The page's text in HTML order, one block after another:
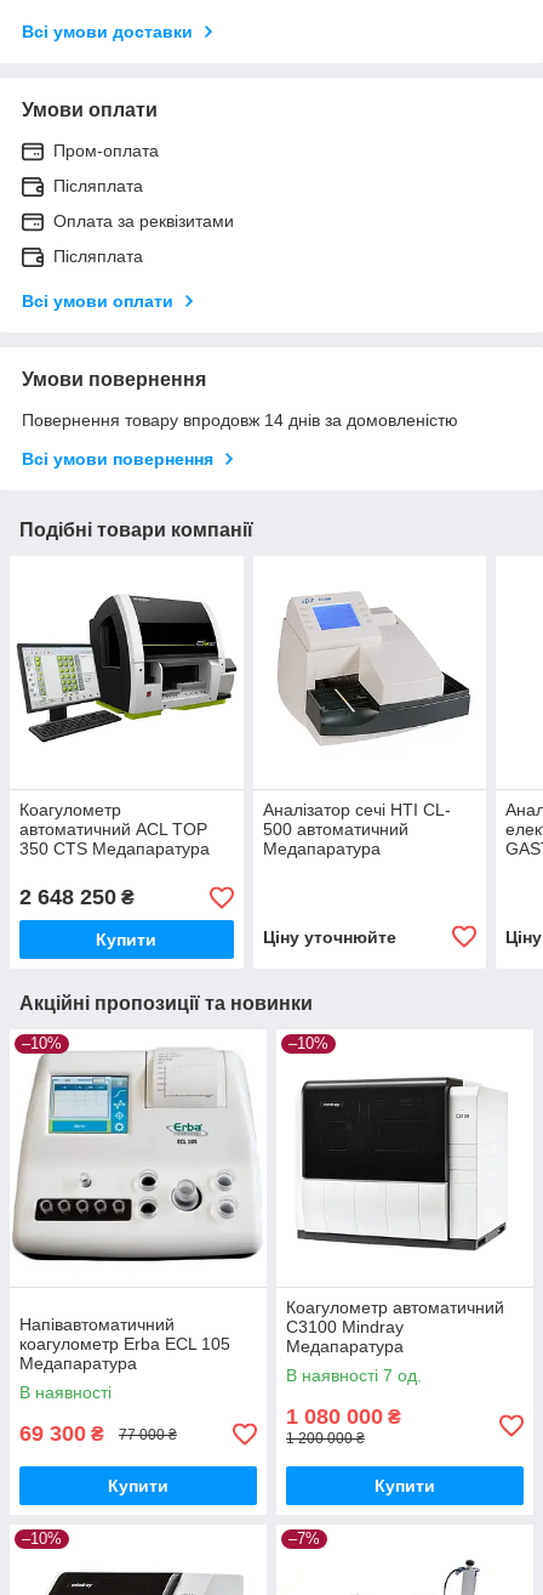
Всі умови доставки
Умови оплати
Пром-оплата
Післяплата
Оплата за реквізитами
Післяплата
Всі умови оплати
Умови повернення
Повернення товару впродовж 14 днів за домовленістю
Всі умови повернення
Подібні товари компанії
Коагулометр
автоматичний ACL TOP
350 CTS Медапаратура
2 648 250 ₴
Купити
Аналізатор сечі HTI CL-
500 автоматичний
Медапаратура
Ціну уточнюйте
Акційні пропозиції та новинки
–10%
Напівавтоматичний
коагулометр Erba ECL 105
Медапаратура
В наявності
69 300 ₴ 77 000 ₴
Купити
–10%
Коагулометр автоматичний
С3100 Mindray
Медапаратура
В наявності 7 од.
1 080 000 ₴
1 200 000 ₴
Купити
–10% –7%